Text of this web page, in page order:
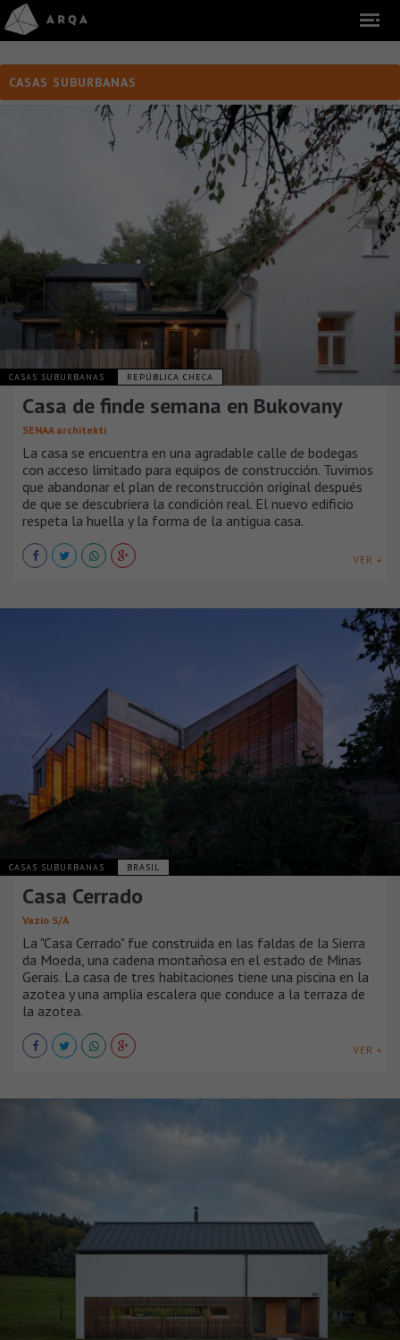
CASAS SUBURBANAS
CASAS SUBURBANAS REPÚBLICA CHECA
Casa de finde semana en Bukovany
SENAA architekti
La casa se encuentra en una agradable calle de bodegas
con acceso limitado para equipos de construcción. Tuvimos
que abandonar el plan de reconstrucción original después
de que se descubriera la condición real. El nuevo edificio
respeta la huella y la forma de la antigua casa.
VER +
CASAS SUBURBANAS BRASIL
Casa Cerrado
Vazio S/A
La "Casa Cerrado" fue construida en las faldas de la Sierra
da Moeda, una cadena montañosa en el estado de Minas
Gerais. La casa de tres habitaciones tiene una piscina en la
azotea y una amplia escalera que conduce a la terraza de
la azotea.
VER +